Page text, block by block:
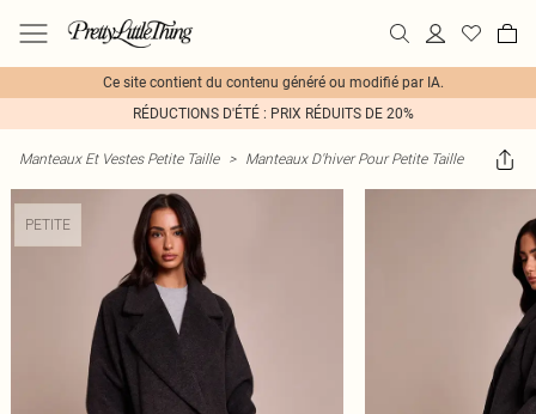
Ce site contient du contenu généré ou modifié par IA.
RÉDUCTIONS D'ÉTÉ : PRIX RÉDUITS DE 20%
Manteaux Et Vestes Petite Taille > Manteaux D'hiver Pour Petite Taille
PETITE